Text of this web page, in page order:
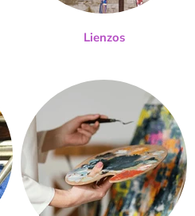
Lienzos